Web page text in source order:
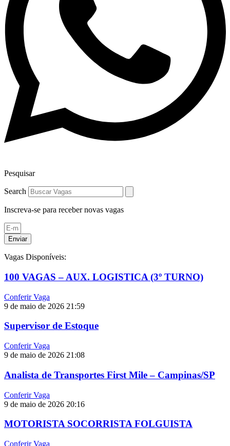
Pesquisar
Search
Inscreva-se para receber novas vagas
Enviar
Vagas Disponíveis:
100 VAGAS – AUX. LOGISTICA (3º TURNO)
Conferir Vaga
9 de maio de 2026 21:59
Supervisor de Estoque
Conferir Vaga
9 de maio de 2026 21:08
Analista de Transportes First Mile – Campinas/SP
Conferir Vaga
9 de maio de 2026 20:16
MOTORISTA SOCORRISTA FOLGUISTA
Conferir Vaga